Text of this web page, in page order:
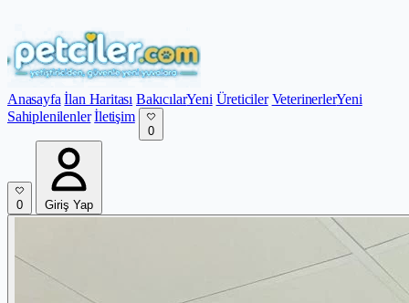
Anasayfa İlan Haritası BakıcılarYeni Üreticiler VeterinerlerYeni
Sahiplenilenler İletişim
0
0 Giriş Yap